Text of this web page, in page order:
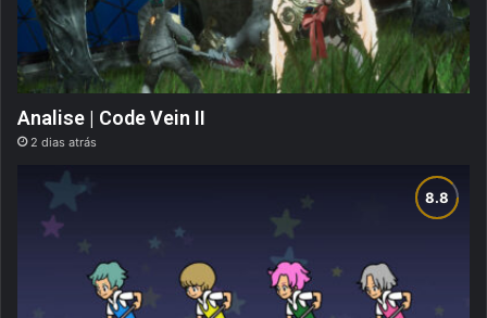
Analise | Code Vein II
2 dias atrás